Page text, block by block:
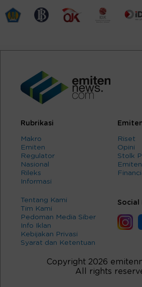
Rubrikasi
Makro
Emiten
Regulator
Nasional
Rileks
Informasi
Riset
Opini
Stolk
Tentang Kami
Tim Kami
Pedoman Media Siber
Info Iklan
Kebijakan Privasi
Syarat dan Ketentuan
Social
Copyright 2026
All rights